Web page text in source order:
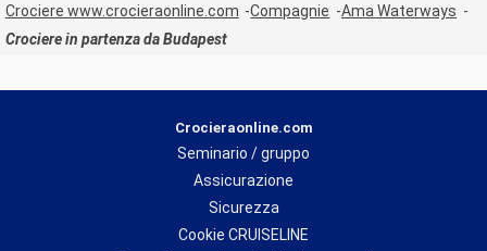
Crociere www.crocieraonline.com Compagnie
Ama Waterways
Crociere in partenza da Budapest
Crocieraonline.com
Seminario / gruppo
Assicurazione
Sicurezza
Cookie CRUISELINE